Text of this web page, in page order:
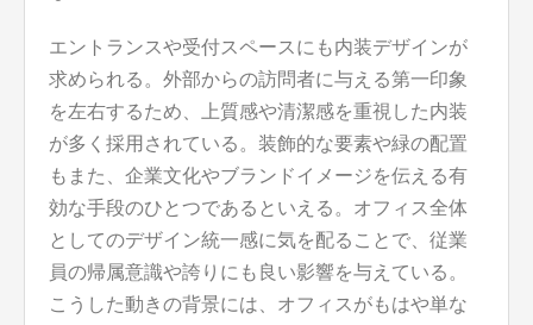
エントランスや受付スペースにも内装デザインが
求められる。外部からの訪問者に与える第一印象
を左右するため、上質感や清潔感を重視した内装
が多く採用されている。装飾的な要素や緑の配置
もまた、企業文化やブランドイメージを伝える有
効な手段のひとつであるといえる。オフィス全体
としてのデザイン統一感に気を配ることで、従業
員の帰属意識や誇りにも良い影響を与えている。
こうした動きの背景には、オフィスがもはや単な